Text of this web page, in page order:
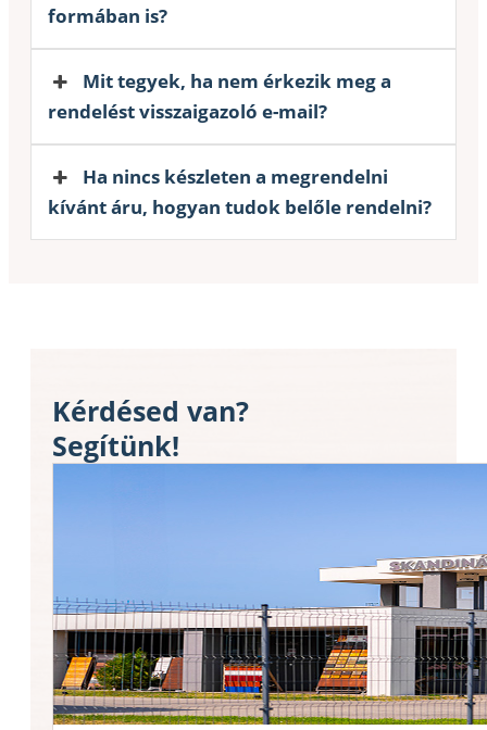
formában is?
Mit tegyek, ha nem érkezik meg a
rendelést visszaigazoló e-mail?
Ha nincs készleten a megrendelni
kívánt áru, hogyan tudok belőle rendelni?
Kérdésed van?
Segítünk!